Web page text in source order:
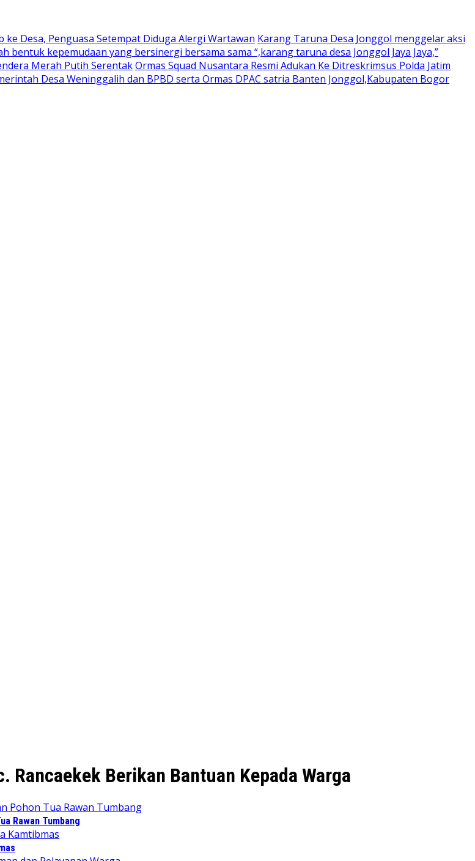
Desa, Penguasa Setempat Diduga Alergi Wartawan Karang Taruna Desa Jonggol menggelar aksi
kepemudaan yang bersinergi bersama sama “,karang taruna desa Jonggol Jaya Jaya,”
Merah Putih SerentakOrmas Squad Nusantara Resmi Adukan Ke Ditreskrimsus Polda Jatim
Desa Weninggalih dan BPBD serta Ormas DPAC satria Banten Jonggol,Kabupaten Bogor
Rancaekek Berikan Bantuan Kepada Warga
Rawan Tumbang